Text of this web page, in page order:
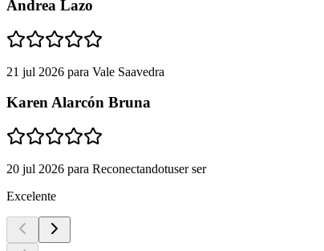
Andrea Lazo
21 jul 2026 para Vale Saavedra
Karen Alarcón Bruna
20 jul 2026 para Reconectandotuser ser
Excelente